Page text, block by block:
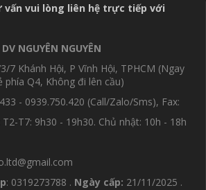
vấn vui lòng liên hệ trực tiếp với
NGUYÊN NGUYÊN
7 Khánh Hội, P Vĩnh Hội, TPHCM (Ngay
phía Q4, Không đi lên cầu)
- 0939.750.420 (Call/Zalo/Sms), Fax:
T2-T7: 9h30 - 19h30. Chủ nhật: 10h - 18h
: 0319273788 . Ngày cấp: 21/11/2025 .